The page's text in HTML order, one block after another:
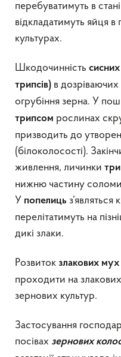
перебуватимуть в стані
відкладатимуть яйця в
культурах.
Шкодочинність
трипсів) в
огрубіння зерна. У
трипсом рослинах
призводить до
(білоколосості).
живлення, личинки
нижню частину
У попелиць з’являться
перелітатимуть на
дикі злаки.
Розвиток злакових мух
проходити на
зернових культур.
Застосування
посівах зернових